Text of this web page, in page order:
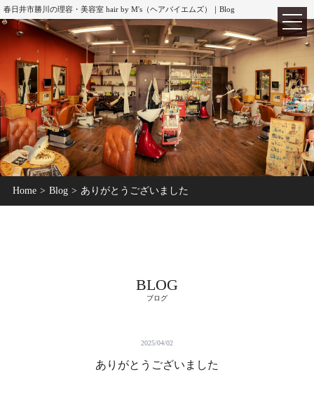
春日井市勝川の理容・美容室 hair by M's（ヘアバイエムズ）｜Blog
TOP ホーム
Home Blog ありがとうございました
BLOG
ブログ
2025/04/02
ありがとうございました